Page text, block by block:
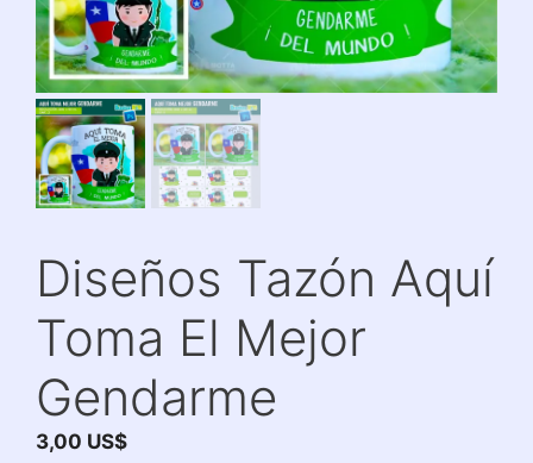
Diseños Tazón Aquí
Toma El Mejor
Gendarme
3,00 US$